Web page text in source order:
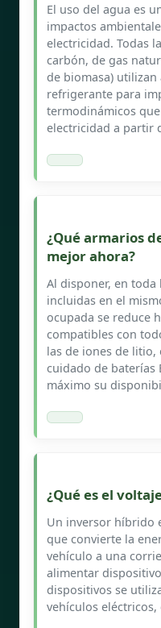
El uso del agua es
impactos
electricidad. Todas
carbón, de gas
de biomasa)
refrigerante para
termodinámicos
electricidad a partir
¿Qué armarios
mejor ahora?
Al disponer, en toda
incluidas en el
ocupada se reduce
compatibles con
las de iones de
cuidado de baterías
máximo su
¿Qué es el
Un inversor híbrido
que convierte la
vehículo a una
alimentar
dispositivos se
vehículos